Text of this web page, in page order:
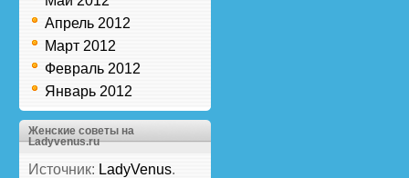
Апрель 2012
Март 2012
Февраль 2012
Январь 2012
Женские советы на
Ladyvenus.ru
Источник: LadyVenus.